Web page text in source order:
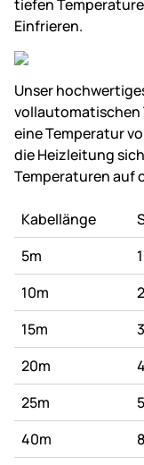
tiefen
Einfrieren.
Unser
vollautomatischen
eine Temperatur
die Heizleitung
Temperaturen auf
Kabellänge
5m
10m
15m
20m
25m
40m